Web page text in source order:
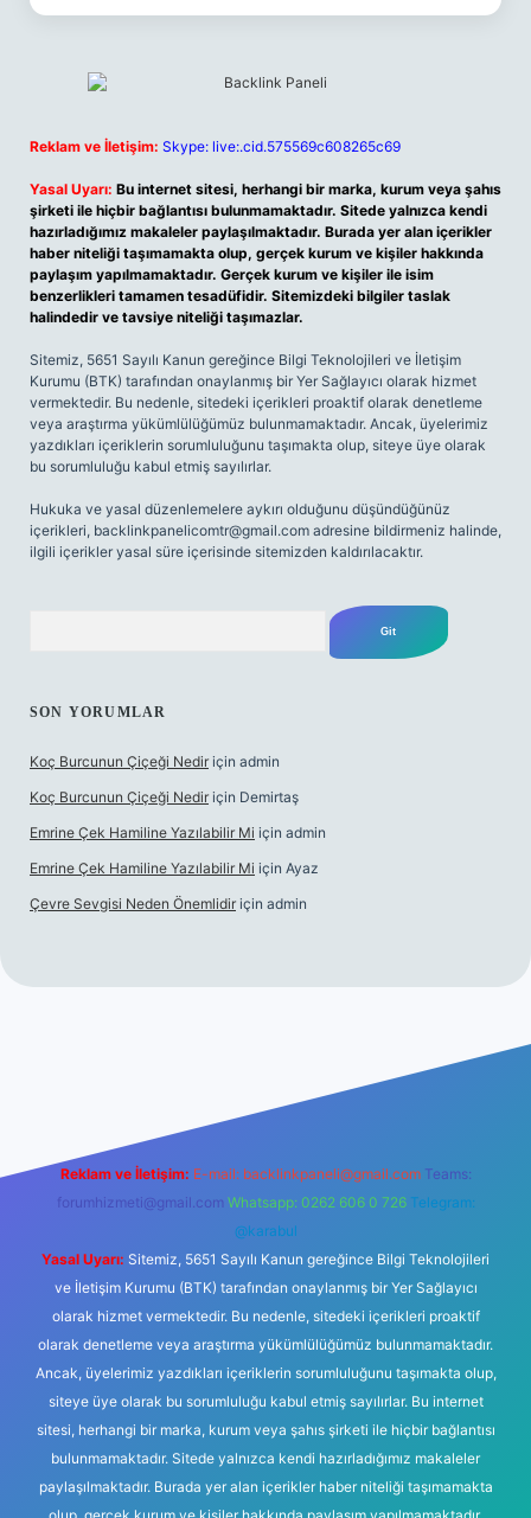
Reklam ve İletişim: Skype: live:.cid.575569c608265c69
Yasal Uyarı: Bu internet sitesi, herhangi bir marka, kurum veya şahıs
şirketi ile hiçbir bağlantısı bulunmamaktadır. Sitede yalnızca kendi
hazırladığımız makaleler paylaşılmaktadır. Burada yer alan içerikler
haber niteliği taşımamakta olup, gerçek kurum ve kişiler hakkında
paylaşım yapılmamaktadır. Gerçek kurum ve kişiler ile isim
benzerlikleri tamamen tesadüfidir. Sitemizdeki bilgiler taslak
halindedir ve tavsiye niteliği taşımazlar.
Sitemiz, 5651 Sayılı Kanun gereğince Bilgi Teknolojileri ve İletişim
Kurumu (BTK) tarafından onaylanmış bir Yer Sağlayıcı olarak hizmet
vermektedir. Bu nedenle, sitedeki içerikleri proaktif olarak denetleme
veya araştırma yükümlülüğümüz bulunmamaktadır. Ancak, üyelerimiz
yazdıkları içeriklerin sorumluluğunu taşımakta olup, siteye üye olarak
bu sorumluluğu kabul etmiş sayılırlar.
Hukuka ve yasal düzenlemelere aykırı olduğunu düşündüğünüz
içerikleri, backlinkpanelicomtr@gmail.com adresine bildirmeniz halinde,
ilgili içerikler yasal süre içerisinde sitemizden kaldırılacaktır.
SON YORUMLAR
Koç Burcunun Çiçeği Nedir için admin
Koç Burcunun Çiçeği Nedir için Demirtaş
Emrine Çek Hamiline Yazılabilir Mi için admin
Emrine Çek Hamiline Yazılabilir Mi için Ayaz
Çevre Sevgisi Neden Önemlidir için admin
Reklam ve İletişim: E-mail: backlinkpaneli@gmail.com Teams:
forumhizmeti@gmail.com Whatsapp: 0262 606 0 726 Telegram:
@karabul
Yasal Uyarı: Sitemiz, 5651 Sayılı Kanun gereğince Bilgi Teknolojileri
ve İletişim Kurumu (BTK) tarafından onaylanmış bir Yer Sağlayıcı
olarak hizmet vermektedir. Bu nedenle, sitedeki içerikleri proaktif
olarak denetleme veya araştırma yükümlülüğümüz bulunmamaktadır.
Ancak, üyelerimiz yazdıkları içeriklerin sorumluluğunu taşımakta olup,
siteye üye olarak bu sorumluluğu kabul etmiş sayılırlar. Bu internet
sitesi, herhangi bir marka, kurum veya şahıs şirketi ile hiçbir bağlantısı
bulunmamaktadır. Sitede yalnızca kendi hazırladığımız makaleler
paylaşılmaktadır. Burada yer alan içerikler haber niteliği taşımamakta